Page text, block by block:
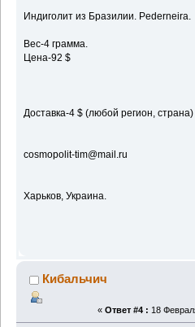
Индиголит из Бразилии. Pederneira.
Вес-4 грамма.
Цена-92 $
Доставка-4 $ (любой регион, страна)
cosmopolit-tim@mail.ru
Харьков, Украина.
Кибальчич
« Ответ #4 : 18